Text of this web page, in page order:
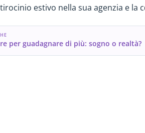
estivo nella sua agenzia e la
per guadagnare di più: sogno o realtà?